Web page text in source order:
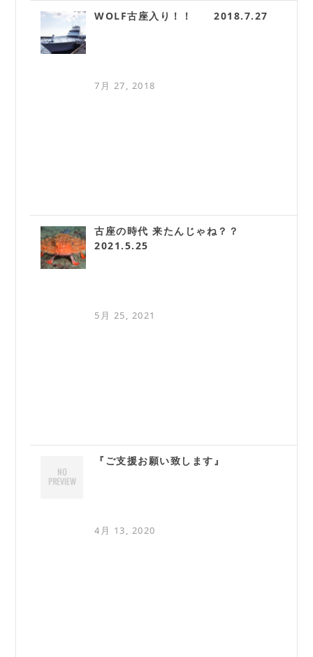
WOLF古座入り！！ 2018.7.27
7月 27, 2018
古座の時代 来たんじゃね？？
2021.5.25
5月 25, 2021
『ご支援お願い致します』
4月 13, 2020